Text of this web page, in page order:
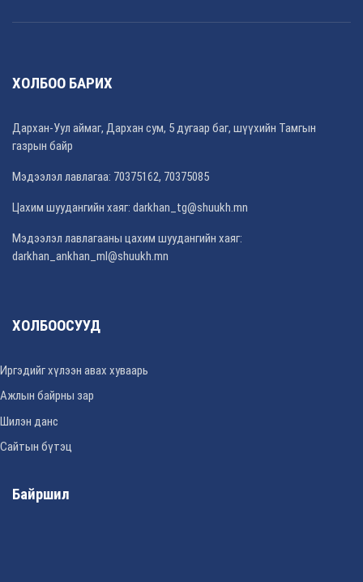
ХОЛБОО БАРИХ
Дархан-Уул аймаг, Дархан сум, 5 дугаар баг, шүүхийн Тамгын
газрын байр
Мэдээлэл лавлагаа: 70375162, 70375085
Цахим шуудангийн хаяг: darkhan_tg@shuukh.mn
Мэдээлэл лавлагааны цахим шуудангийн хаяг:
darkhan_ankhan_ml@shuukh.mn
ХОЛБООСУУД
Иргэдийг хүлээн авах хуваарь
Ажлын байрны зар
Шилэн данс
Сайтын бүтэц
Байршил